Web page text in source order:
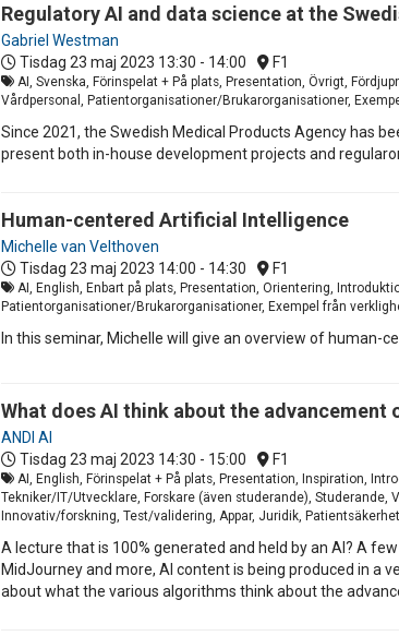
Regulatory AI and data science at the
Gabriel Westman
Tisdag 23 maj 2023 13:30 - 14:00 F1
AI, Svenska, Förinspelat + På plats, Presentation, Övrigt,
Vårdpersonal, Patientorganisationer/Brukarorganisationer,
Since 2021, the Swedish Medical Products Agency has
present both in-house development projects and
Human-centered Artificial Intelligence
Michelle van Velthoven
Tisdag 23 maj 2023 14:00 - 14:30 F1
AI, English, Enbart på plats, Presentation, Orientering,
Patientorganisationer/Brukarorganisationer, Exempel från
In this seminar, Michelle will give an overview of human-
What does AI think about the advancement
ANDI AI
Tisdag 23 maj 2023 14:30 - 15:00 F1
AI, English, Förinspelat + På plats, Presentation, Inspiration,
Tekniker/IT/Utvecklare, Forskare (även studerande),
Innovativ/forskning, Test/validering, Appar, Juridik,
A lecture that is 100% generated and held by an AI? A
MidJourney and more, AI content is being produced in a
about what the various algorithms think about the